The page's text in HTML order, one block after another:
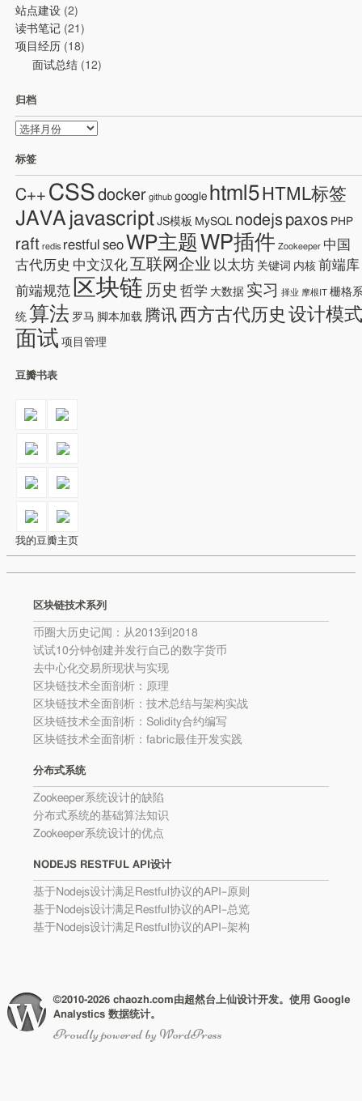
站点建设 (2)
读书笔记 (21)
项目经历 (18)
面试总结 (12)
归档
归
标签
C++ CSS docker github google html5 HTML标签
JAVA javascript JS模板 MySQL nodejs paxos PHP
raft redis restful seoWP主题 WP插件 Zookeeper 中国
古代历史 中文汉化 互联网企业 以太坊 关键词 内核 前端库
前端规范 区块链 历史 哲学 大数据 实习 择业 摩根IT 栅格
统 算法 罗马 脚本加载 腾讯 西方古代历史 设计模
面试 项目管理
豆瓣书表
我的豆瓣主页
区块链技术系列
币圈大历史记闻：从2013到2018
试试10分钟创建并发行自己的数字货币
去中心化交易所现状与实现
区块链技术全面剖析：原理
区块链技术全面剖析：技术总结与架构实战
区块链技术全面剖析：Solidity合约编写
区块链技术全面剖析：fabric最佳开发实践
分布式系统
Zookeeper系统设计的缺陷
分布式系统的基础算法知识
Zookeeper系统设计的优点
NODEJS RESTFUL API设计
基于Nodejs设计满足Restful协议的API–原则
基于Nodejs设计满足Restful协议的API–总览
基于Nodejs设计满足Restful协议的API–架构
©2010-2026 chaozh.com由超然台上仙设计开发。使用 Google
Analystics 数据统计。
Proudly powered by WordPress